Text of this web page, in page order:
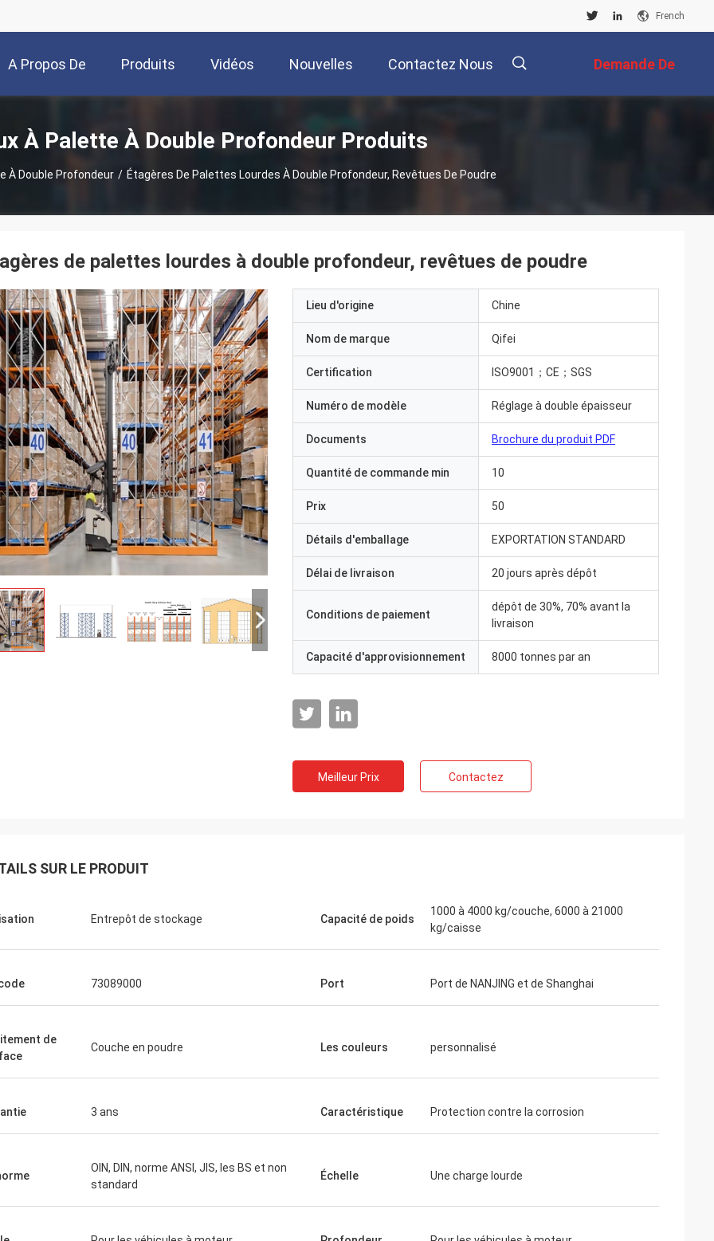
French
A Propos De
Nous
Produits Vidéos Nouvelles Contactez Nous Demande De
Soumission
À Palette À Double Profondeur Produits
À Double Profondeur / Étagères De Palettes Lourdes À Double Profondeur, Revêtues De Poudre
de palettes lourdes à double profondeur, revêtues de poudre
Lieu d'origine Chine
Nom de marque Qifei
Certification ISO9001；CE；SGS
Numéro de modèle Réglage à double épaisseur
Documents Brochure du produit PDF
Quantité de commande min 10
Prix 50
Détails d'emballage EXPORTATION STANDARD
Délai de livraison 20 jours après dépôt
Conditions de paiement
dépôt de 30%, 70% avant la
livraison
Capacité d'approvisionnement 8000 tonnes par an
Meilleur Prix Contactez
SUR LE PRODUIT
Entrepôt de stockage Capacité de poids
1000 à 4000 kg/couche, 6000 à 21000
kg/caisse
73089000 Port Port de NANJING et de Shanghai
de
Couche en poudre Les couleurs personnalisé
3 ans Caractéristique Protection contre la corrosion
OIN, DIN, norme ANSI, JIS, les BS et non
standard
Échelle Une charge lourde